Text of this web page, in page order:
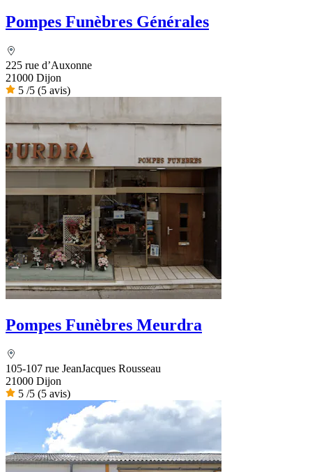
Pompes Funèbres Générales
225 rue d’Auxonne
21000 Dijon
5 /5 (5 avis)
Pompes Funèbres Meurdra
105-107 rue JeanJacques Rousseau
21000 Dijon
5 /5 (5 avis)